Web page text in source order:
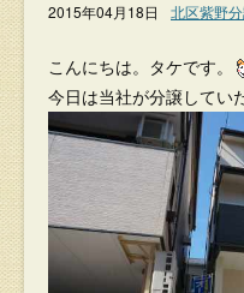
2015年04月18日 北区紫野
こんにちは。タケです。
今日は当社が分譲してい